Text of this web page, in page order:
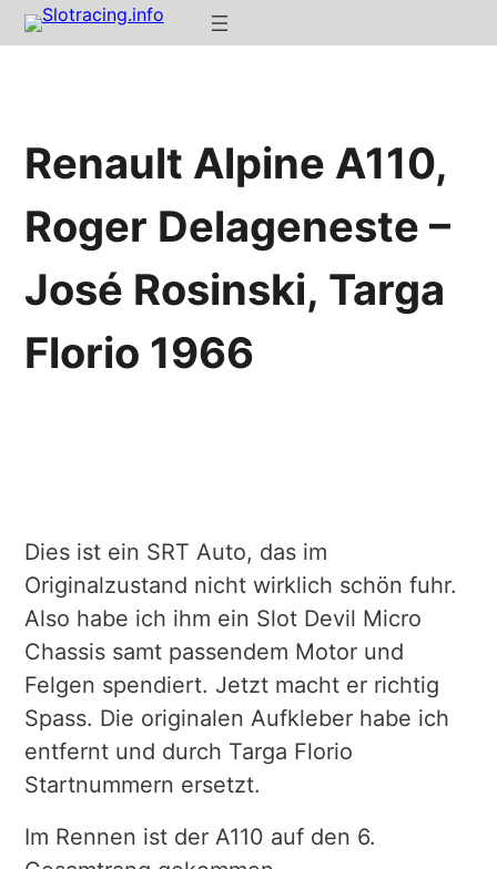
Renault Alpine A110,
Roger Delageneste –
José Rosinski, Targa
Florio 1966
Dies ist ein SRT Auto, das im
Originalzustand nicht wirklich schön fuhr.
Also habe ich ihm ein Slot Devil Micro
Chassis samt passendem Motor und
Felgen spendiert. Jetzt macht er richtig
Spass. Die originalen Aufkleber habe ich
entfernt und durch Targa Florio
Startnummern ersetzt.
Im Rennen ist der A110 auf den 6.